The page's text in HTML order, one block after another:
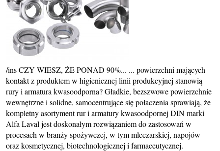
/ins CZY WIESZ, ŻE PONAD 90%... ... powierzchni mających
kontakt z produktem w higienicznej linii produkcyjnej stanowią
rury i armatura kwasoodporna? Gładkie, bezszwowe powierzchnie
wewnętrzne i solidne, samocentrujące się połaczenia sprawiają, że
kompletny asortyment rur i armatury kwasoodpornej DIN marki
Alfa Laval jest doskonałym rozwiązaniem do zastosowań w
procesach w branży spożywczej, w tym mleczarskiej, napojów
oraz kosmetycznej, biotechnologicznej i farmaceutycznej.